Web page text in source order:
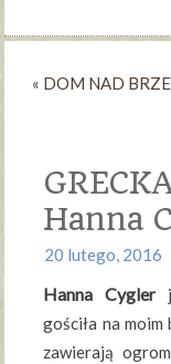
« DOM NAD
Hanna
20 lutego, 2016
Hanna Cygler
gościła na
zawierają